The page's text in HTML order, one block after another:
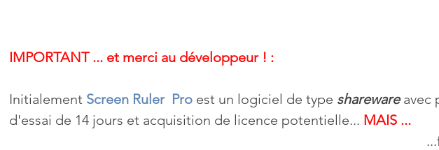
IMPORTANT ... et merci au développeur ! :
Initialement Screen Ruler  Pro est un logiciel de type shareware avec
d'essai de 14 jours et acquisition de licence potentielle... MAIS ...